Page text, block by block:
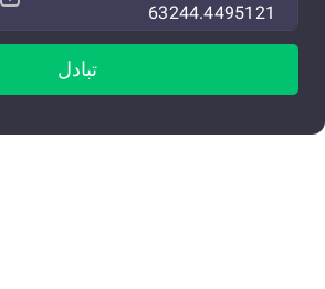
تبادل